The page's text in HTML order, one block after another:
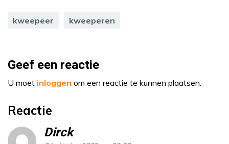
kweepeer kweeperen
Geef een reactie
U moet inloggen om een reactie te kunnen plaatsen.
Reactie
Dirck